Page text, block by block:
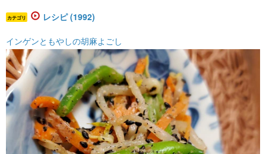
カテゴリ レシピ (1992)
インゲンともやしの胡麻よごし